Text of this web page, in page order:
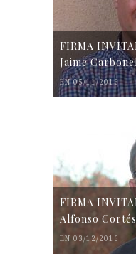
FIRMA
Jaime
EN 05/11/2016
FIRMA
Alfonso
EN 03/12/2016